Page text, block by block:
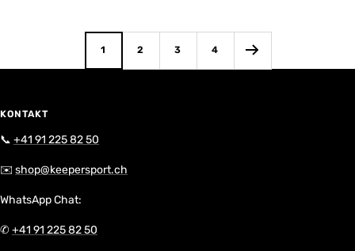
1 2 3 4
KONTAKT
📞 +41 91 225 82 50
✉️ shop@keepersport.ch
WhatsApp Chat:
✆+41 91 225 82 50